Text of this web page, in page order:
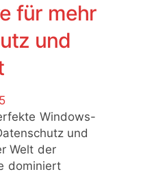
für mehr
und
Windows-
und
Welt der
dominiert